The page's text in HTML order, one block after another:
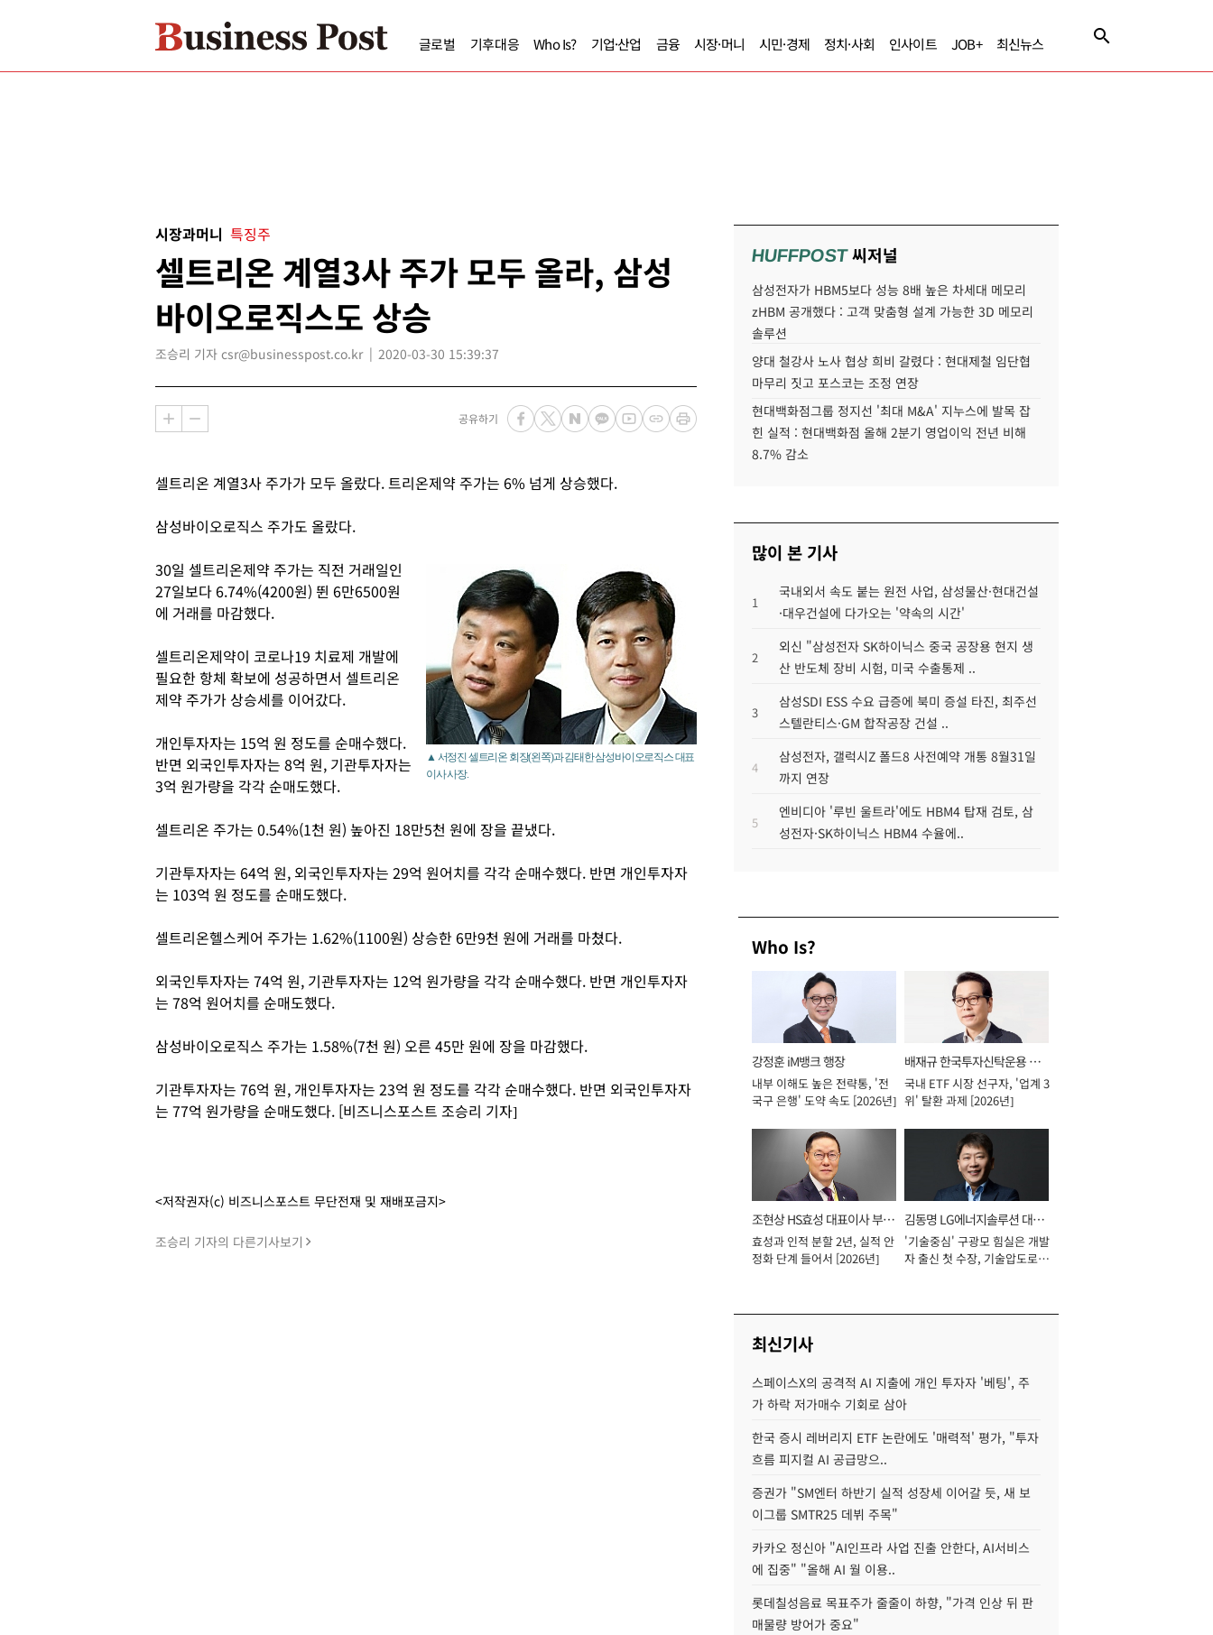
글로벌 기후대응 Who Is? 기업·산업 금융 시장·머니 시민·경제 정치·사회 인사이트 JOB+ 최신뉴스
시장과머니 특징주
셀트리온 계열3사 주가 모두 올라, 삼성
바이오로직스도 상승
조승리 기자 csr@businesspost.co.kr 2020-03-30 15:39:37
공유하기
셀트리온 계열3사 주가가 모두 올랐다. 트리온제약 주가는 6% 넘게 상승했다.
삼성바이오로직스 주가도 올랐다.
▲ 서정진 셀트리온 회장(왼쪽)과 김태한 삼성바이오로직스 대표
이사 사장.
30일 셀트리온제약 주가는 직전 거래일인
27일보다 6.74%(4200원) 뛴 6만6500원
에 거래를 마감했다.
셀트리온제약이 코로나19 치료제 개발에
필요한 항체 확보에 성공하면서 셀트리온
제약 주가가 상승세를 이어갔다.
개인투자자는 15억 원 정도를 순매수했다.
반면 외국인투자자는 8억 원, 기관투자자는
3억 원가량을 각각 순매도했다.
셀트리온 주가는 0.54%(1천 원) 높아진 18만5천 원에 장을 끝냈다.
기관투자자는 64억 원, 외국인투자자는 29억 원어치를 각각 순매수했다. 반면 개인투자자
는 103억 원 정도를 순매도했다.
셀트리온헬스케어 주가는 1.62%(1100원) 상승한 6만9천 원에 거래를 마쳤다.
외국인투자자는 74억 원, 기관투자자는 12억 원가량을 각각 순매수했다. 반면 개인투자자
는 78억 원어치를 순매도했다.
삼성바이오로직스 주가는 1.58%(7천 원) 오른 45만 원에 장을 마감했다.
기관투자자는 76억 원, 개인투자자는 23억 원 정도를 각각 순매수했다. 반면 외국인투자자
는 77억 원가량을 순매도했다. [비즈니스포스트 조승리 기자]
<저작권자(c) 비즈니스포스트 무단전재 및 재배포금지>
조승리 기자의 다른기사보기
HUFFPOST씨저널
삼성전자가 HBM5보다 성능 8배 높은 차세대 메모리
zHBM 공개했다 : 고객 맞춤형 설계 가능한 3D 메모리
솔루션
양대 철강사 노사 협상 희비 갈렸다 : 현대제철 임단협
마무리 짓고 포스코는 조정 연장
현대백화점그룹 정지선 '최대 M&A' 지누스에 발목 잡
힌 실적 : 현대백화점 올해 2분기 영업이익 전년 비해
8.7% 감소
많이 본 기사
1
국내외서 속도 붙는 원전 사업, 삼성물산·현대건설
·대우건설에 다가오는 '약속의 시간'
2
외신 "삼성전자 SK하이닉스 중국 공장용 현지 생
산 반도체 장비 시험, 미국 수출통제 ..
3
삼성SDI ESS 수요 급증에 북미 증설 타진, 최주선
스텔란티스·GM 합작공장 건설 ..
4
삼성전자, 갤럭시Z 폴드8 사전예약 개통 8월31일
까지 연장
5
엔비디아 '루빈 울트라'에도 HBM4 탑재 검토, 삼
성전자·SK하이닉스 HBM4 수율에..
Who Is?
강정훈 iM뱅크 행장
내부 이해도 높은 전략통, '전
국구 은행' 도약 속도 [2026년]
배재규 한국투자신탁운용 대
표이사 사장
국내 ETF 시장 선구자, '업계 3
위' 탈환 과제 [2026년]
조현상 HS효성 대표이사 부회
장
효성과 인적 분할 2년, 실적 안
정화 단계 들어서 [2026년]
김동명 LG에너지솔루션 대표
이사 사장
'기술중심' 구광모 힘실은 개발
자 출신 첫 수장, 기술압도로
최신기사
스페이스X의 공격적 AI 지출에 개인 투자자 '베팅', 주
가 하락 저가매수 기회로 삼아
한국 증시 레버리지 ETF 논란에도 '매력적' 평가, "투자
흐름 피지컬 AI 공급망으..
증권가 "SM엔터 하반기 실적 성장세 이어갈 듯, 새 보
이그룹 SMTR25 데뷔 주목"
카카오 정신아 "AI인프라 사업 진출 안한다, AI서비스
에 집중" "올해 AI 월 이용..
롯데칠성음료 목표주가 줄줄이 하향, "가격 인상 뒤 판
매물량 방어가 중요"